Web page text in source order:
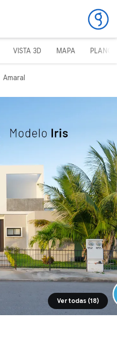
VISTA 3D MAPA PLANOS
Amaral
Ver todas (18)